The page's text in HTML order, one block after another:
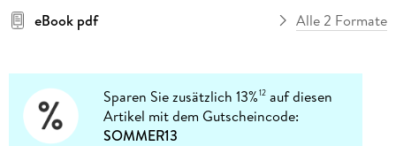
eBook pdf
Alle 2 Formate
Sparen Sie zusätzlich 13%12 auf diesen
Artikel mit dem Gutscheincode:
SOMMER13